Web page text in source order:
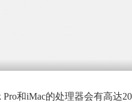
和iMac的处理器会有高达